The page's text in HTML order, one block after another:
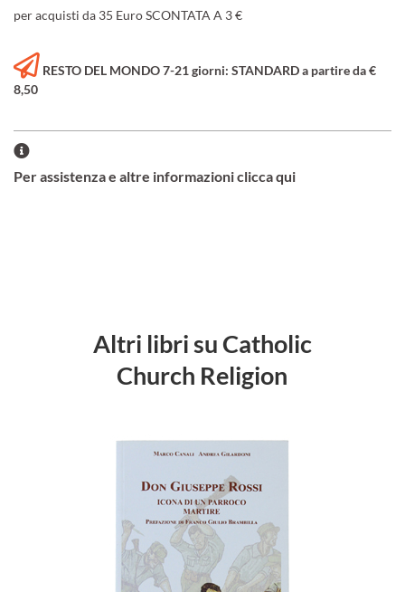
per acquisti da 35 Euro SCONTATA A 3 €
RESTO DEL MONDO 7-21 giorni: STANDARD a partire da €
8,50
Per assistenza e altre informazioni clicca qui
Altri libri su Catholic
Church Religion